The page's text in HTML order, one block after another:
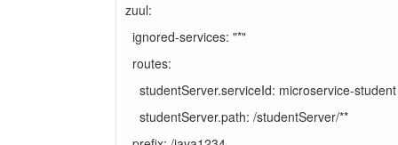
zuul:
ignored-services: "*"
routes:
studentServer.serviceId: microservice-student
studentServer.path: /studentServer/**